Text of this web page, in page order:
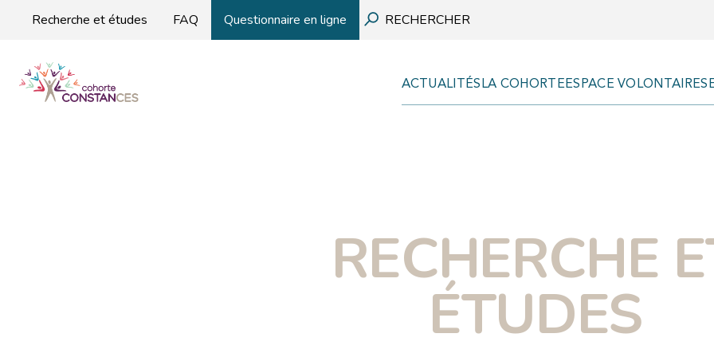
Recherche et études FAQ Questionnaire en ligne
ACTUALITÉS LA COHORTEESPACE VOLONTAIRES
RAPPORTS
VULGARISATION SCIENTIFIQUE
THÈSES
RECHERCHE
ÉTUDES